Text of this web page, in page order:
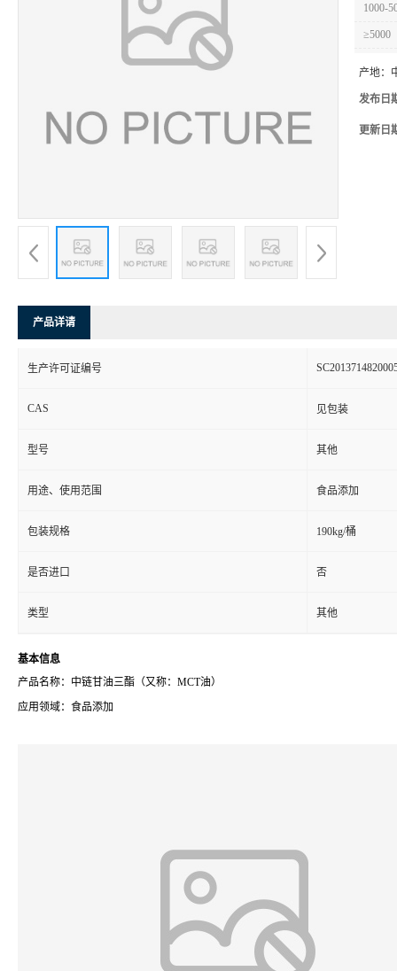
1000-
≥5000
产地：
发布日
更新日
产品详请
生产许可证编号
CAS 见包装
型号 其他
用途、使用范围 食品添加
包装规格 190kg/桶
是否进口 否
类型 其他
基本信息
产品名称：中链甘油三酯（又称：MCT油）
应用领域：食品添加